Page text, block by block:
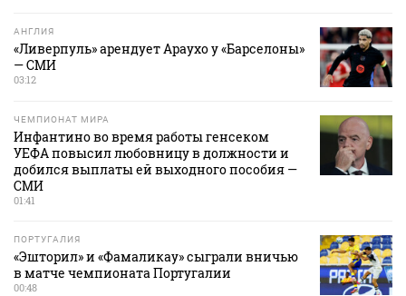
АНГЛИЯ
«Ливерпуль» арендует Араухо у «Барселоны»
— СМИ
03:12
ЧЕМПИОНАТ МИРА
Инфантино во время работы генсеком
УЕФА повысил любовницу в должности и
добился выплаты ей выходного пособия —
СМИ
01:41
ПОРТУГАЛИЯ
«Эшторил» и «Фамаликау» сыграли вничью
в матче чемпионата Португалии
00:48